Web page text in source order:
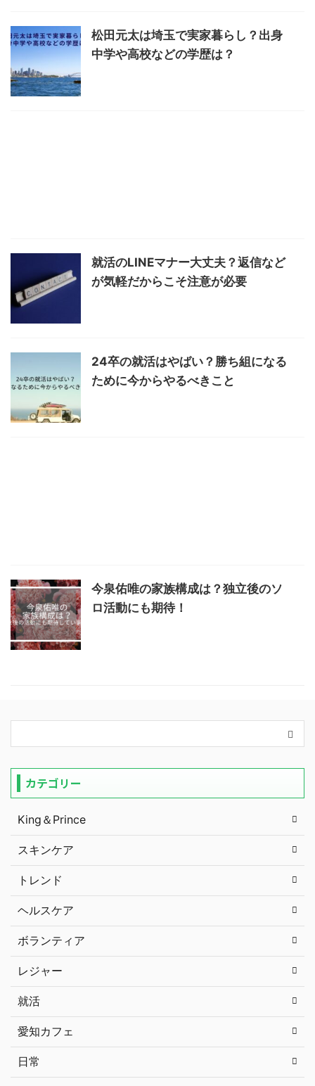
松田元太は埼玉で実家暮らし？出身
中学や高校などの学歴は？
就活のLINEマナー大丈夫？返信など
が気軽だからこそ注意が必要
24卒の就活はやばい？勝ち組になる
ために今からやるべきこと
今泉佑唯の家族構成は？独立後のソ
ロ活動にも期待！
カテゴリー
King＆Prince
スキンケア
トレンド
ヘルスケア
ボランティア
レジャー
就活
愛知カフェ
日常